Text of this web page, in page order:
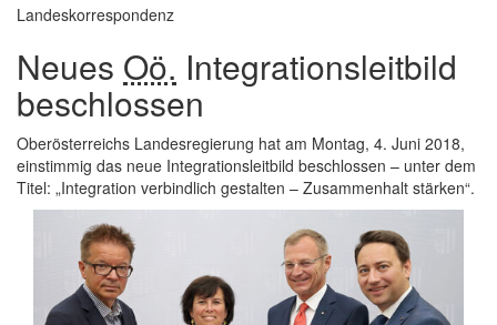
Landeskorrespondenz
Neues Oö. Integrationsleitbild
beschlossen
Oberösterreichs Landesregierung hat am Montag, 4. Juni 2018,
einstimmig das neue Integrationsleitbild beschlossen – unter dem
Titel: „Integration verbindlich gestalten – Zusammenhalt stärken“.